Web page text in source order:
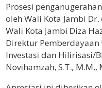
Prosesi
oleh Wali Kota Jambi
Wali Kota Jambi Diza
Direktur Pemberdayaan
Investasi dan Hilirisasi/
Novihamzah, S.T., M.M.,